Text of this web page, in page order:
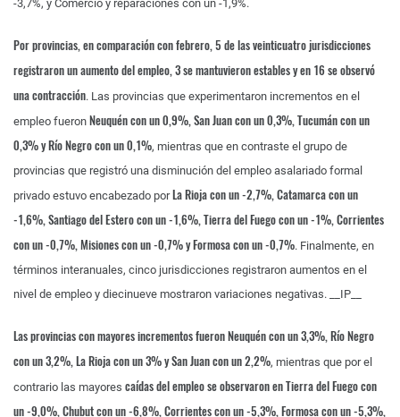
-3,7%, y Comercio y reparaciones con un -1,9%.
Por provincias, en comparación con febrero, 5 de las veinticuatro jurisdicciones
registraron un aumento del empleo, 3 se mantuvieron estables y en 16 se observó
una contracción. Las provincias que experimentaron incrementos en el
empleo fueron Neuquén con un 0,9%, San Juan con un 0,3%, Tucumán con un
0,3% y Río Negro con un 0,1%, mientras que en contraste el grupo de
provincias que registró una disminución del empleo asalariado formal
privado estuvo encabezado porLa Rioja con un -2,7%, Catamarca con un
-1,6%, Santiago del Estero con un -1,6%, Tierra del Fuego con un -1%, Corrientes
con un -0,7%, Misiones con un -0,7% y Formosa con un -0,7%. Finalmente, en
términos interanuales, cinco jurisdicciones registraron aumentos en el
nivel de empleo y diecinueve mostraron variaciones negativas.
__IP__
Las provincias con mayores incrementos fueron Neuquén con un 3,3%, Río Negro
con un 3,2%, La Rioja con un 3% y San Juan con un 2,2%, mientras que por el
contrario las mayores caídas del empleo se observaron en Tierra del Fuego con
un -9,0%, Chubut con un -6,8%, Corrientes con un -5,3%, Formosa con un -5,3%,